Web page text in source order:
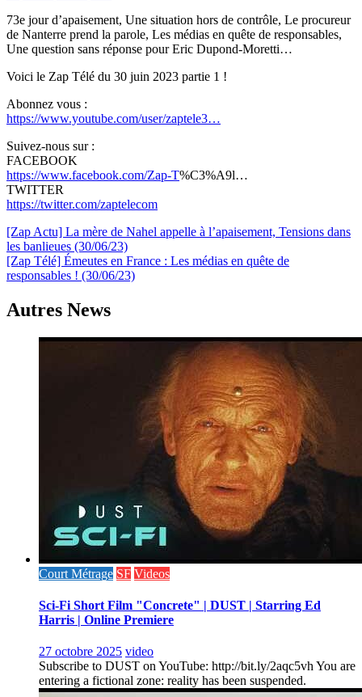
73e jour d’apaisement, Une situation hors de contrôle, Le procureur
de Nanterre prend la parole, Les médias en quête de responsables,
Une question sans réponse pour Eric Dupond-Moretti…
Voici le Zap Télé du 30 juin 2023 partie 1 !
Abonnez vous :
https://www.youtube.com/user/zaptele3…
Suivez-nous sur :
FACEBOOK
https://www.facebook.com/Zap-T%C3%A9l…
TWITTER
https://twitter.com/zaptelecom
Navigation
de
l’article
[Zap Actu] La mère de Nahel appelle à l’apaisement, Tensions dans
les banlieues (30/06/23)
[Zap Télé] Émeutes en France : Les médias en quête de
responsables ! (30/06/23)
Autres News
Court Métrage SF Videos
Sci-Fi Short Film "Concrete" | DUST | Starring Ed
Harris | Online Premiere
27 octobre 2025 video
Subscribe to DUST on YouTube: http://bit.ly/2aqc5vh You are
entering a fictional zone: reality has been suspended.